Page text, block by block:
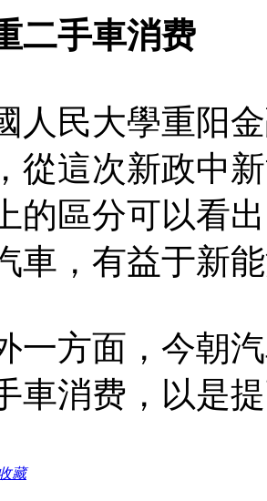
二手車消费
人民大學重阳
從這次新政中
的區分可以看
車，有益于新
一方面，今朝
車消费，以是
藏